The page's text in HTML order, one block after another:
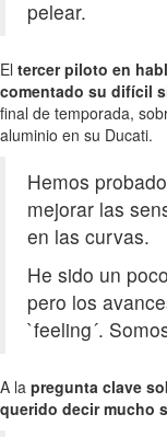
pelear.
El tercer piloto en
comentado su difícil
final de temporada,
aluminio en su Ducati.
Hemos
mejorar las
en las curvas.
He sido un
pero los
`feeling´.
A la pregunta clave
querido decir mucho